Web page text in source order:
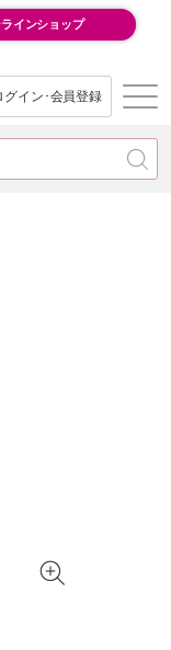
インショップ
グイン･会員登録